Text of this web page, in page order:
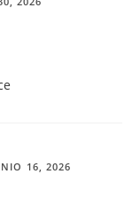
16, 2026